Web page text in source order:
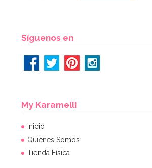
Síguenos en
My Karamelli
Inicio
Quiénes Somos
Tienda Física